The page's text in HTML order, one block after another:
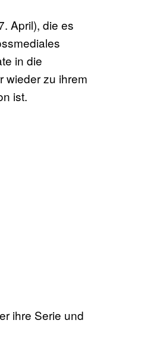
April), die es
in die
wieder zu ihrem
ist.
ihre Serie und